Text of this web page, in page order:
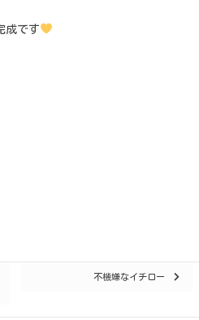
成です
不機嫌なイチロー